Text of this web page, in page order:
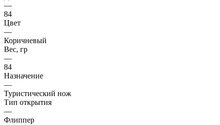
—
84
Цвет
—
Коричневый
Вес, гр
—
84
Назначение
—
Туристический нож
Тип открытия
—
Флиппер